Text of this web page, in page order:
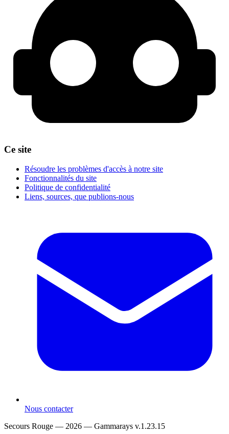
Ce site
Résoudre les problèmes d'accès à notre site
Fonctionnalités du site
Politique de confidentialité
Liens, sources, que publions-nous
Nous contacter
Secours Rouge — 2026 — Gammarays v.1.23.15